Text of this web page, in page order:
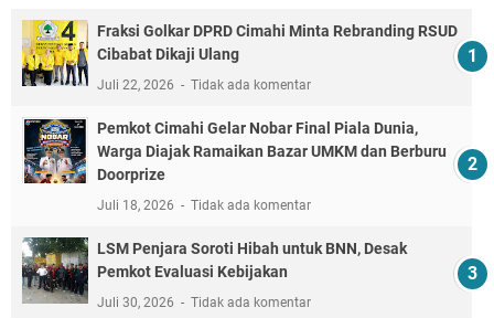
Fraksi Golkar DPRD Cimahi Minta Rebranding RSUD
Cibabat Dikaji Ulang
Juli 22, 2026 Tidak ada komentar
Pemkot Cimahi Gelar Nobar Final Piala Dunia,
Warga Diajak Ramaikan Bazar UMKM dan Berburu
Doorprize
Juli 18, 2026 Tidak ada komentar
LSM Penjara Soroti Hibah untuk BNN, Desak
Pemkot Evaluasi Kebijakan
Juli 30, 2026 Tidak ada komentar